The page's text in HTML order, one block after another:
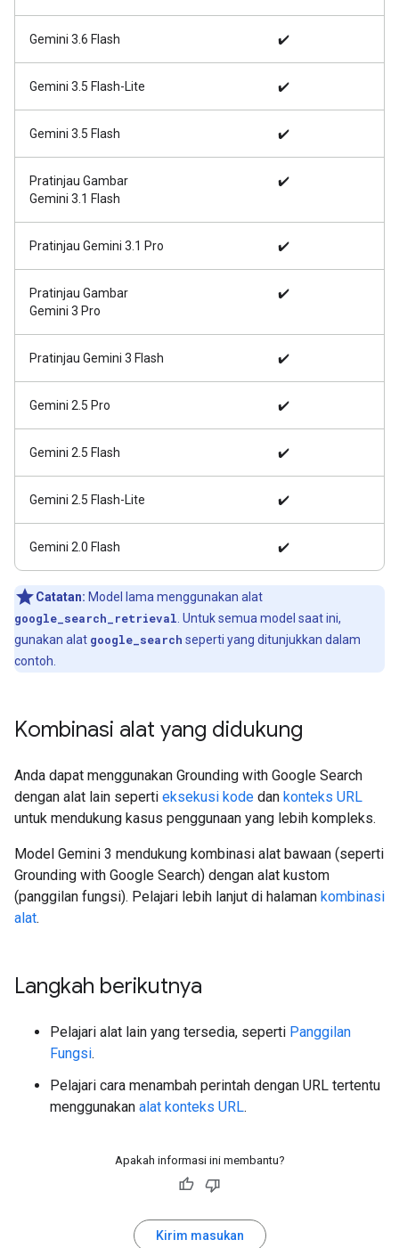
Gemini 3.6 Flash ✔️
Gemini 3.5 Flash-Lite ✔️
Gemini 3.5 Flash ✔️
Pratinjau Gambar
Gemini 3.1 Flash
✔️
Pratinjau Gemini 3.1 Pro ✔️
Pratinjau Gambar
Gemini 3 Pro
✔️
Pratinjau Gemini 3 Flash ✔️
Gemini 2.5 Pro ✔️
Gemini 2.5 Flash ✔️
Gemini 2.5 Flash-Lite ✔️
Gemini 2.0 Flash ✔️
Catatan: Model lama menggunakan alat
google_search_retrieval . Untuk semua model saat ini,
gunakan alat google_search seperti yang ditunjukkan dalam
contoh.
Kombinasi alat yang didukung
Anda dapat menggunakan Grounding with Google Search
dengan alat lain seperti eksekusi kode dan konteks URL
untuk mendukung kasus penggunaan yang lebih kompleks.
Model Gemini 3 mendukung kombinasi alat bawaan (seperti
Grounding with Google Search) dengan alat kustom
(panggilan fungsi). Pelajari lebih lanjut di halaman kombinasi
alat.
Langkah berikutnya
Pelajari alat lain yang tersedia, seperti Panggilan
Fungsi.
Pelajari cara menambah perintah dengan URL tertentu
menggunakan alat konteks URL.
Apakah informasi ini membantu?
Kirim masukan